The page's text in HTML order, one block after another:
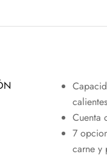
Cuenta
7
carne y